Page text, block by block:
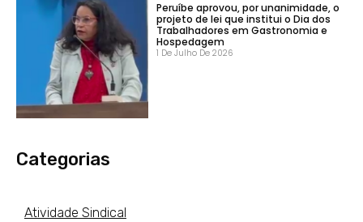
Peruíbe aprovou, por unanimidade, o
projeto de lei que institui o Dia dos
Trabalhadores em Gastronomia e
Hospedagem
1 De Julho De 2026
Categorias
Atividade Sindical